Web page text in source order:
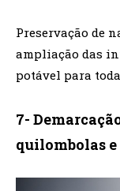
Preservação de
ampliação das
potável para
7-
quilombolas